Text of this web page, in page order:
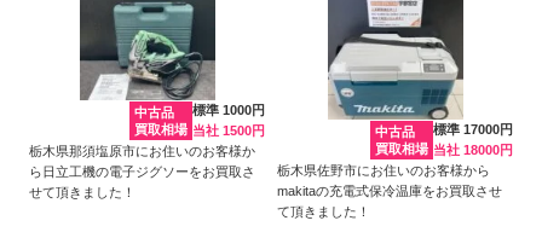
中古品
買取相場
標準 1000円
当社 1500円
栃木県那須塩原市にお住いのお客様か
ら日立工機の電子ジグソーをお買取さ
せて頂きました！
中古品
買取相場
標準 17000円
当社 18000円
栃木県佐野市にお住いのお客様から
makitaの充電式保冷温庫をお買取させ
て頂きました！